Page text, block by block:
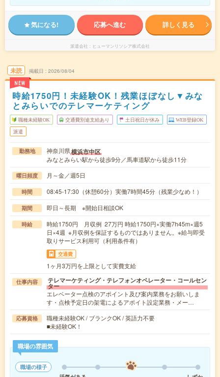
気になる! 応募へ進む 詳しく見る
派遣会社 ヒューマンリソシア株式会社
未読
NEW
掲載日 2026/08/04
時給1750円！未経験OK！残業ほぼなし▼みな
とみらいでのテレマーケティング
職種未経験OK 交通費別途支給あり 土日祝日が休み WEB登録OK
派遣
勤務地 神奈川県横浜市中区
みなとみらい駅から徒歩9分／馬車道駅から徒歩11分
曜日頻度 月～金／週5日
時間 08:45-17:30（休憩60分）実働7時間45分（残業少なめ！）
期間 即日～長期 ※開始日相談OK
時給
時給1750円 月収例 27万円 時給1750円×実働7h45m×週5
日×4週 ※月収例を保証するものではありません。※給与即受
取りサービス利用可（利用条件有）
交通費
1ヶ月3万円を上限として実費支給
仕事内容 テレマーケティング・テレフォンオペレーター・コールセン
ター
エレベーター点検のアポイント及び案内業務をお願いしま
す・点検予定日の架電によるアポイト設定業務・メー…
応募資格
職種未経験OK / ブランクOK / 英語力不要
■未経験OK！
職場の雰囲気
職場の様子